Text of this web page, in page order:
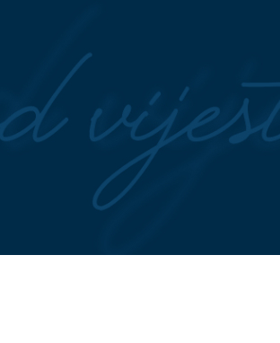
Bacate talog od kafe? Pravite
grešku, ove biljke uz njega rastu
KAO IZ VODE